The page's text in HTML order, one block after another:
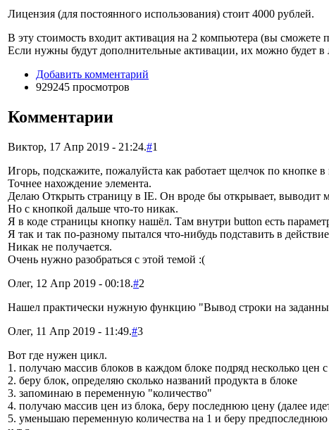
Лицензия (для постоянного использования) стоит 4000 рублей.
В эту стоимость входит активация на 2 компьютера (вы сможете
Если нужны будут дополнительные активации, их можно будет
Добавить комментарий
929245 просмотров
Комментарии
Виктор, 17 Апр 2019 - 21:24.#1
Игорь, подскажите, пожалуйста как работает щелчок по кнопке в
Точнее нахождение элемента.
Делаю Открыть страницу в IE. Он вроде бы открывает, выводит
Но с кнопкой дальше что-то никак.
Я в коде страницы кнопку нашёл. Там внутри button есть
Я так и так по-разному пытался что-нибудь подставить в
Никак не получается.
Очень нужно разобраться с этой темой :(
Олег, 12 Апр 2019 - 00:18.#2
Нашел практически нужную функцию "Вывод строки на
Олег, 11 Апр 2019 - 11:49.#3
Вот где нужен цикл.
1. получаю массив блоков в каждом блоке подряд несколько
2. беру блок, определяю сколько названий продукта в блоке
3. запоминаю в переменную "количество"
4. получаю массив цен из блока, беру последнюю цену (далее
5. уменьшаю переменную количества на 1 и беру